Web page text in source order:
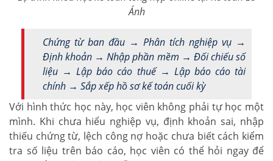
Ánh
Chứng từ ban đầu → Phân tích nghiệp vụ →
Định khoản → Nhập phần mềm → Đối chiếu số
liệu → Lập báo cáo thuế → Lập báo cáo tài
chính → Sắp xếp hồ sơ kế toán cuối kỳ
Với hình thức học này, học viên không phải tự học một
mình. Khi chưa hiểu nghiệp vụ, định khoản sai, nhập
thiếu chứng từ, lệch công nợ hoặc chưa biết cách kiểm
tra số liệu trên báo cáo, học viên có thể hỏi ngay để